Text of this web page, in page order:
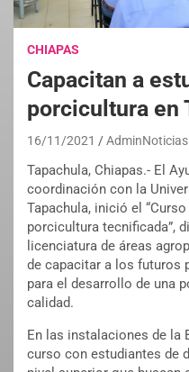
CHIAPAS
Capacitan a
porcicultura en
16/11/2021 AdminNoticias
Tapachula, Chiapas.- El
coordinación con la
Tapachula, inició el
porcicultura tecnificada”,
licenciatura de áreas
de capacitar a los futuros
para el desarrollo de una
calidad.
En las instalaciones de la
curso con estudiantes de